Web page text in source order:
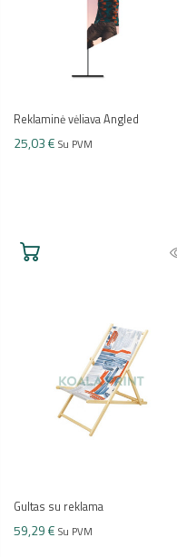
Reklaminė vėliava Angled
25,03 € Su PVM
Gultas su reklama
59,29 € Su PVM